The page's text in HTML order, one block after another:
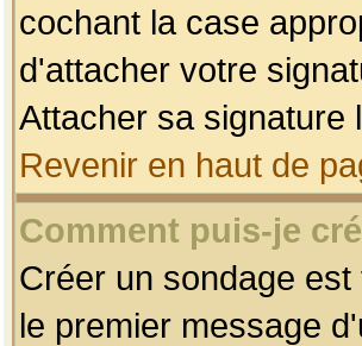
cochant la case
d'attacher votre
Attacher sa signature
Revenir en haut de
Comment puis-je
Créer un sondage
le premier message